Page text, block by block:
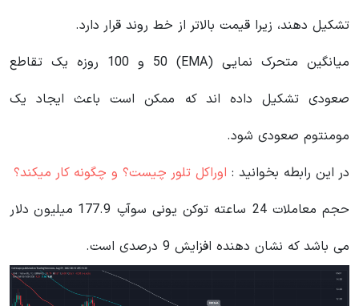
تشکیل دهند، زیرا قیمت بالاتر از خط روند قرار دارد.
میانگین متحرک نمایی (EMA
) 50 و 100 روزه یک تقاطع
صعودی تشکیل داده اند که ممکن است باعث ایجاد یک
مومنتوم صعودی شود.
در این رابطه بخوانید‌ : اوراکل تلور چیست؟ و چگونه کار میکند؟
حجم معاملات 24 ساعته توکن یونی سوآپ 177.9 میلیون دلار
می باشد که نشان دهنده افزایش 9 درصدی است.